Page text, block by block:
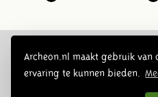
Archeon.nl maakt gebruik van
ervaring te kunnen bieden.
Folge